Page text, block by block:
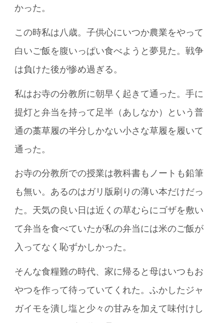
かった。
この時私は八歳。子供心にいつか農業をやって
白いご飯を腹いっぱい食べようと夢見た。戦争
は負けた後が惨め過ぎる。
私はお寺の分教所に朝早く起きて通った。手に
提灯と弁当を持って足半（あしなか）という普
通の藁草履の半分しかない小さな草履を履いて
通った。
お寺の分教所での授業は教科書もノートも鉛筆
も無い。あるのはガリ版刷りの薄い本だけだっ
た。天気の良い日は近くの草むらにゴザを敷い
て弁当を食べていたが私の弁当には米のご飯が
入ってなく恥ずかしかった。
そんな食糧難の時代、家に帰ると母はいつもお
やつを作って待っていてくれた。ふかしたジャ
ガイモを潰し塩と少々の甘みを加えて味付けし